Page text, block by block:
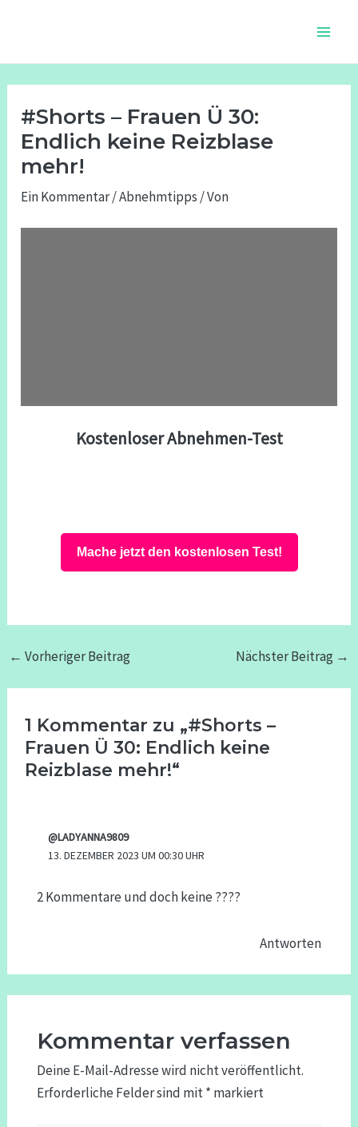
#Shorts – Frauen Ü 30:
Endlich keine Reizblase
mehr!
Ein Kommentar/Abnehmtipps / Von
Kostenloser Abnehmen-Test
Mache jetzt den kostenlosen Test!
← Vorheriger Beitrag Nächster Beitrag →
1 Kommentar zu „#Shorts –
Frauen Ü 30: Endlich keine
Reizblase mehr!“
@LADYANNA9809
13. DEZEMBER 2023 UM 00:30 UHR
2 Kommentare und doch keine ????
Antworten
Kommentar verfassen
Deine E-Mail-Adresse wird nicht veröffentlicht.
Erforderliche Felder sind mit* markiert